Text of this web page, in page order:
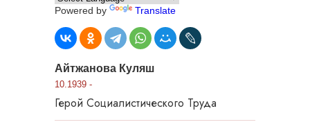
Powered by Translate
Айтжанова Куляш
10.1939 -
Герой Социалистического Труда